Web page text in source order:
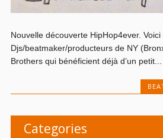
Nouvelle découverte HipHop4ever.
Djs/beatmaker/producteurs de NY
Brothers qui bénéficient déjà d’un petit...
Categories